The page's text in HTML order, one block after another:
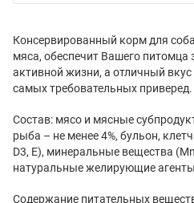
Консервированный корм для
мяса, обеспечит Вашего питомца
активной жизни, а отличный
самых требовательных приверед.
Состав: мясо и мясные
рыба – не менее 4%, бульон,
D3, Е), минеральные вещества
натуральные желирующие
Содержание питательных